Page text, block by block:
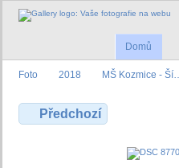
Domů
Foto 2018 MŠ Kozmice - Ší…
Předchozí